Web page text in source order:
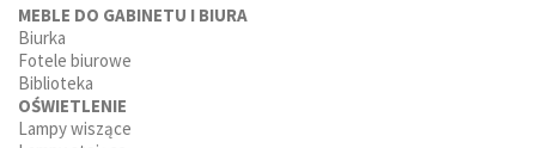
MEBLE DO GABINETU I BIURA
Biurka
Fotele biurowe
Biblioteka
OŚWIETLENIE
Lampy wiszące